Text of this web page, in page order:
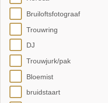
Bruiloftsfotograaf
Trouwring
DJ
Trouwjurk/pak
Bloemist
bruidstaart